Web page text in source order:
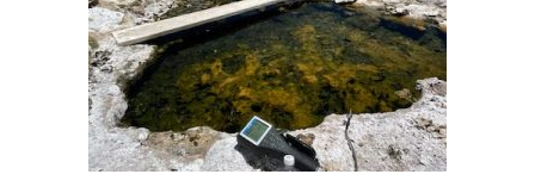
anticipar impactos ambientales y orientar decisiones sobre el
uso sostenible del territorio.